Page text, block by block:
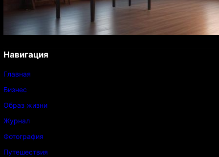
Навигация
Главная
Бизнес
Образ жизни
Журнал
Фотография
Путешествия